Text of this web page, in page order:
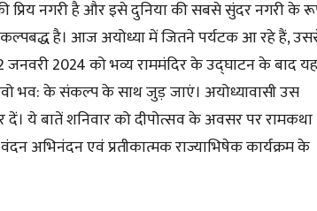
प्रिय नगरी है और इसे दुनिया की सबसे सुंदर नगरी के
है। आज अयोध्या में जितने पर्यटक आ रहे हैं,
जनवरी 2024 को भव्य राममंदिर के उद्घाटन के बाद
भव: के संकल्प के साथ जुड़ जाएं। अयोध्यावासी उस
ये बातें शनिवार को दीपोत्सव के अवसर पर रामकथा
अभिनंदन एवं प्रतीकात्मक राज्याभिषेक कार्यक्रम के